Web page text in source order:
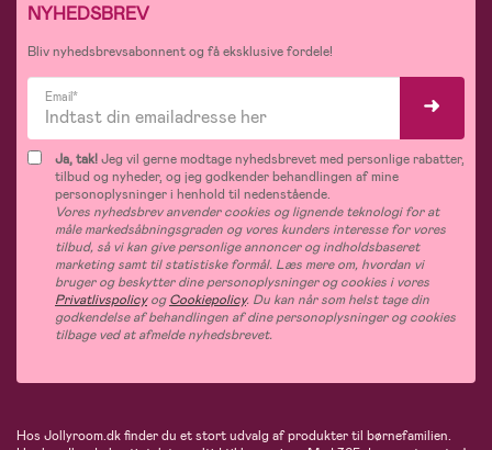
NYHEDSBREV
Bliv nyhedsbrevsabonnent og få eksklusive fordele!
Email*
Ja, tak!Jeg vil gerne modtage nyhedsbrevet med personlige rabatter,
tilbud og nyheder, og jeg godkender behandlingen af mine
personoplysninger i henhold til nedenstående.
Vores nyhedsbrev anvender cookies og lignende teknologi for at
måle markedsåbningsgraden og vores kunders interesse for vores
tilbud, så vi kan give personlige annoncer og indholdsbaseret
marketing samt til statistiske formål. Læs mere om, hvordan vi
bruger og beskytter dine personoplysninger og cookies i vores
PrivatlivspolicyogCookiepolicy. Du kan når som helst tage din
godkendelse af behandlingen af dine personoplysninger og cookies
tilbage ved at afmelde nyhedsbrevet.
Hos Jollyroom.dk finder du et stort udvalg af produkter til børnefamilien.